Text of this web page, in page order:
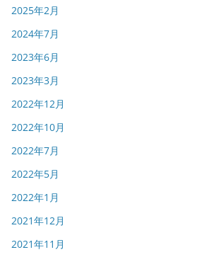
2025年2月
2024年7月
2023年6月
2023年3月
2022年12月
2022年10月
2022年7月
2022年5月
2022年1月
2021年12月
2021年11月